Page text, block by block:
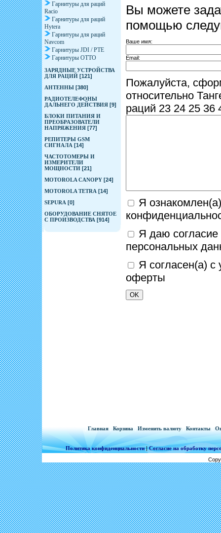
Гарнитуры для раций
Racio
Гарнитуры для раций
Hytera
Гарнитуры для раций
Navcom
Гарнитуры JDI / PTE
Гарнитуры OTTO
ЗАРЯДНЫЕ УСТРОЙСТВА
ДЛЯ РАЦИЙ [121]
АНТЕННЫ [380]
РАДИОТЕЛЕФОНЫ
ДАЛЬНЕГО ДЕЙСТВИЯ [9]
БЛОКИ ПИТАНИЯ И
ПРЕОБРАЗОВАТЕЛИ
НАПРЯЖЕНИЯ [77]
РЕПИТЕРЫ GSM
СИГНАЛА [14]
ЧАСТОТОМЕРЫ И
ИЗМЕРИТЕЛИ
МОЩНОСТИ [21]
MOTOROLA CANOPY [24]
MOTOROLA TETRA [14]
SEPURA [0]
ОБОРУДОВАНИЕ СНЯТОЕ
С ПРОИЗВОДСТВА [914]
Вы можете
помощью
Ваше имя:
Email:
Пожалуйста,
относительно
раций 23 24 25 36
Я
Я даю согласие
персональных
Я согласен(а) с
оферты
Главная Корзина Изменить валюту Контакты
Политика конфиденциальности|Согласие на обработку